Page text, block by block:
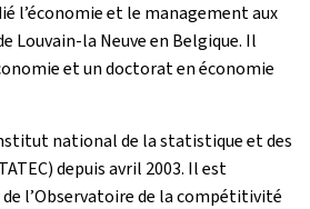
l’économie et le management aux
Louvain-la Neuve en Belgique. Il
et un doctorat en économie
national de la statistique et des
depuis avril 2003. Il est
l’Observatoire de la compétitivité